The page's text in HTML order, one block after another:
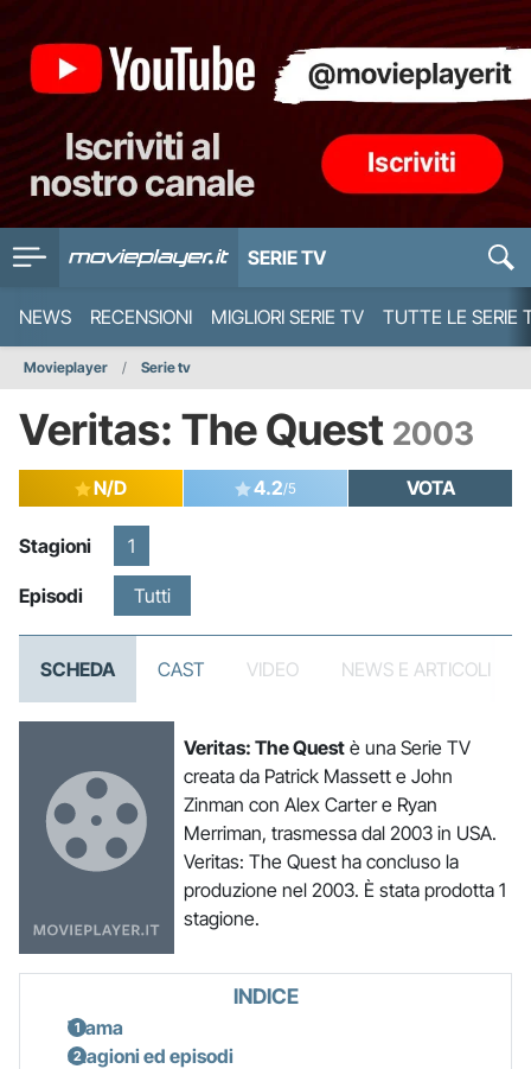
SERIE TV
NEWS RECENSIONI MIGLIORI SERIE TV TUTTE LE SERIE
Movieplayer Serie tv
Veritas: The Quest 2003
N/D 4.2/5 VOTA
Stagioni 1
Episodi Tutti
SCHEDA CAST VIDEO NEWS E ARTICOLI
Veritas: The Questè una Serie TV
creata da Patrick Massett e John
Zinman con Alex Carter e Ryan
Merriman, trasmessa dal 2003 in USA.
Veritas: The Quest ha concluso la
produzione nel 2003. È stata prodotta 1
stagione.
INDICE
Trama
Stagioni ed episodi